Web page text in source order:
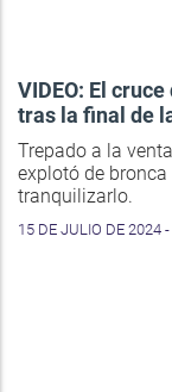
VIDEO: El
tras la final de
Trepado a la
explotó de
tranquilizarlo.
15 DE JULIO DE 2024